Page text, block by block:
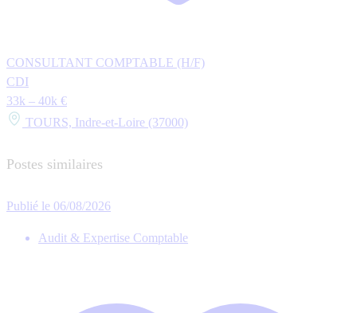
CONSULTANT COMPTABLE (H/F)
CDI
33k – 40k €
TOURS, Indre-et-Loire (37000)
Postes similaires
Publié le 06/08/2026
Audit & Expertise Comptable